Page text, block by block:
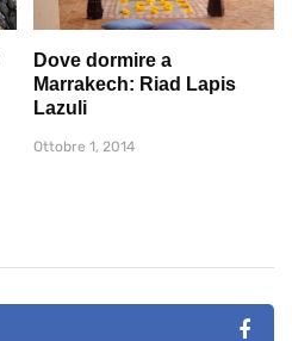
Dove dormire a
Marrakech: Riad Lapis
Lazuli
Ottobre 1, 2014